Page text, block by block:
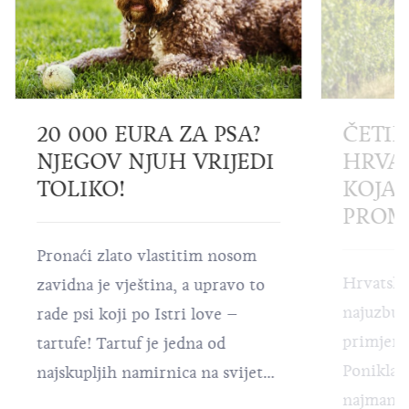
20 000 EURA ZA PSA?
NJEGOV NJUH VRIJEDI
TOLIKO!
Pronaći zlato vlastitim nosom
zavidna je vještina, a upravo to
rade psi koji po Istri love –
tartufe! Tartuf je jedna od
najskupljih namirnica na svijetu,
KOJA
Ponikla